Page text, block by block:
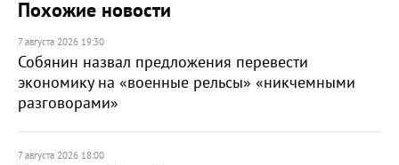
Похожие новости
7 августа 2026 19:30
Собянин назвал предложения перевести
экономику на «военные рельсы» «никчемными
разговорами»
7 августа 2026 18:00